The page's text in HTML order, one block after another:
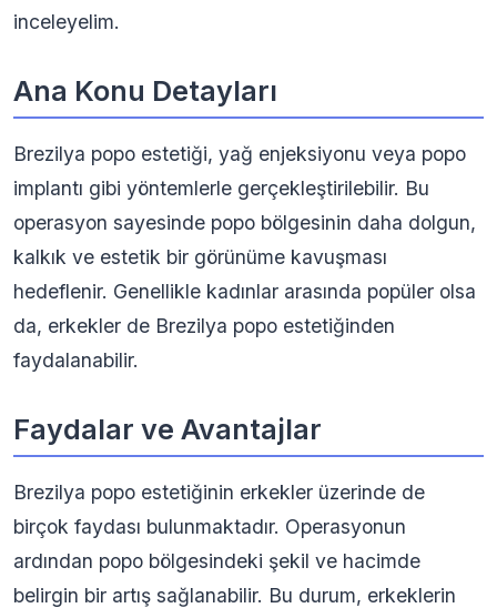
inceleyelim.
Ana Konu Detayları
Brezilya popo estetiği, yağ enjeksiyonu veya popo
implantı gibi yöntemlerle gerçekleştirilebilir. Bu
operasyon sayesinde popo bölgesinin daha dolgun,
kalkık ve estetik bir görünüme kavuşması
hedeflenir. Genellikle kadınlar arasında popüler olsa
da, erkekler de Brezilya popo estetiğinden
faydalanabilir.
Faydalar ve Avantajlar
Brezilya popo estetiğinin erkekler üzerinde de
birçok faydası bulunmaktadır. Operasyonun
ardından popo bölgesindeki şekil ve hacimde
belirgin bir artış sağlanabilir. Bu durum, erkeklerin